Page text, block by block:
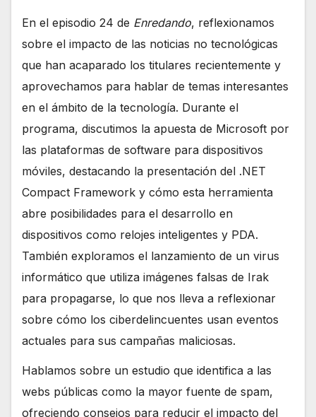
En el episodio 24 de Enredando, reflexionamos
sobre el impacto de las noticias no tecnológicas
que han acaparado los titulares recientemente y
aprovechamos para hablar de temas interesantes
en el ámbito de la tecnología. Durante el
programa, discutimos la apuesta de Microsoft por
las plataformas de software para dispositivos
móviles, destacando la presentación del .NET
Compact Framework y cómo esta herramienta
abre posibilidades para el desarrollo en
dispositivos como relojes inteligentes y PDA.
También exploramos el lanzamiento de un virus
informático que utiliza imágenes falsas de Irak
para propagarse, lo que nos lleva a reflexionar
sobre cómo los ciberdelincuentes usan eventos
actuales para sus campañas maliciosas.
Hablamos sobre un estudio que identifica a las
webs públicas como la mayor fuente de spam,
ofreciendo consejos para reducir el impacto del